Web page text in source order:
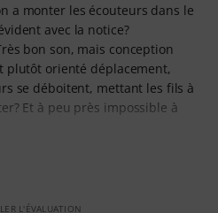
a monter les écouteurs dans le
avec la notice?
bon son, mais conception
orienté déplacement,
se déboitent, mettant les fils à
Et à peu près impossible à
L'ÉVALUATION